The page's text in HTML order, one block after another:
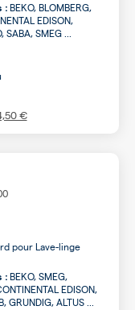
: BEKO, BLOMBERG,
EDISON,
SABA, SMEG ...
€
pour Lave-linge
: BEKO, SMEG,
EDISON,
GRUNDIG, ALTUS ...